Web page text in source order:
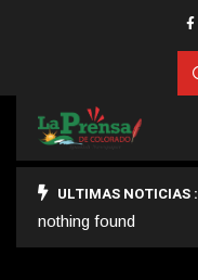
ULTIMAS NOTICIAS :
nothing found